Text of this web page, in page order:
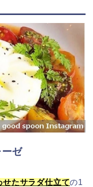
ゼ
せたサラダ仕立ての1